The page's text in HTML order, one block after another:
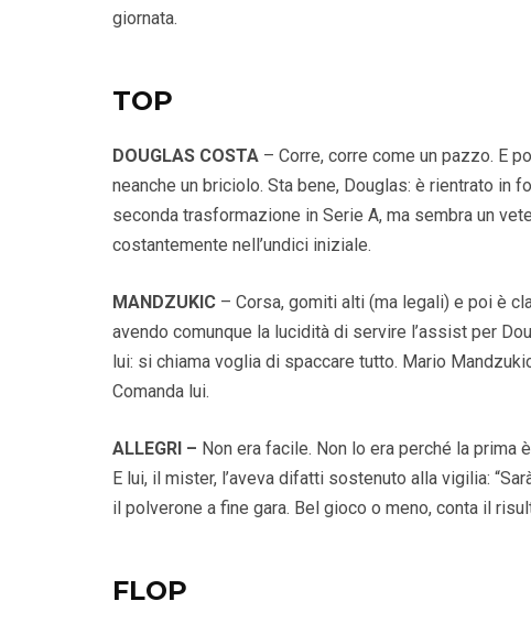
giornata.
TOP
DOUGLAS COSTA – Corre, corre come un pazzo. E
neanche un briciolo. Sta bene, Douglas: è rientrato in
seconda trasformazione in Serie A, ma sembra un
costantemente nell’undici iniziale.
MANDZUKIC – Corsa, gomiti alti (ma legali) e poi è
avendo comunque la lucidità di servire l’assist per
lui: si chiama voglia di spaccare tutto. Mario
Comanda lui.
ALLEGRI – Non era facile. Non lo era perché la prima
E lui, il mister, l’aveva difatti sostenuto alla vigilia:
il polverone a fine gara. Bel gioco o meno, conta il
FLOP